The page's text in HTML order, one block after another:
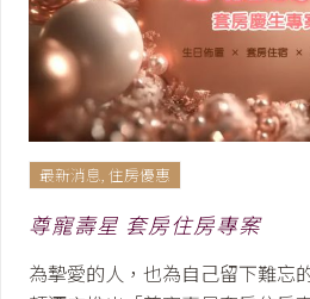
最新消息 住房優惠
尊寵壽星 套房住房專案
為摯愛的人，也為自己留下難忘